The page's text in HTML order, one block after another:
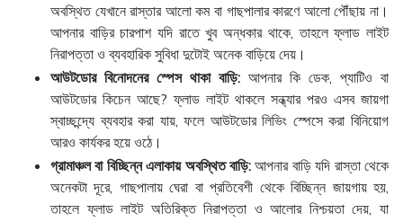
অবস্থিত যেখানে রাস্তার আলো কম বা গাছপালার কারণে আলো পৌঁছায় না।
আপনার বাড়ির চারপাশ যদি রাতে খুব অন্ধকার থাকে, তাহলে ফ্লাড লাইট
নিরাপত্তা ও ব্যবহারিক সুবিধা দুটোই অনেক বাড়িয়ে দেয়।
আউটডোর বিনোদনের স্পেস থাকা বাড়ি: আপনার কি ডেক, প্যাটিও বা
আউটডোর কিচেন আছে? ফ্লাড লাইট থাকলে সন্ধ্যার পরও এসব জায়গা
স্বাচ্ছন্দ্যে ব্যবহার করা যায়, ফলে আউটডোর লিভিং স্পেসে করা বিনিয়োগ
আরও কার্যকর হয়ে ওঠে।
গ্রামাঞ্চল বা বিচ্ছিন্ন এলাকায় অবস্থিত বাড়ি: আপনার বাড়ি যদি রাস্তা থেকে
অনেকটা দূরে, গাছপালায় ঘেরা বা প্রতিবেশী থেকে বিচ্ছিন্ন জায়গায় হয়,
তাহলে ফ্লাড লাইট অতিরিক্ত নিরাপত্তা ও আলোর নিশ্চয়তা দেয়, যা